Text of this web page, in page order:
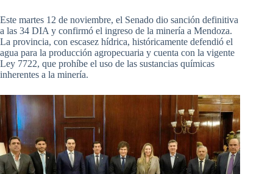
Este martes 12 de noviembre, el Senado dio sanción definitiva
a las 34 DIA y confirmó el ingreso de la minería a Mendoza.
La provincia, con escasez hídrica, históricamente defendió el
agua para la producción agropecuaria y cuenta con la vigente
Ley 7722, que prohíbe el uso de las sustancias químicas
inherentes a la minería.